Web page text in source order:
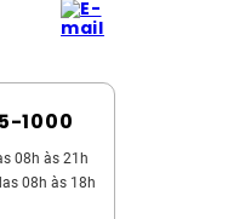
1000
08h às 21h
08h às 18h